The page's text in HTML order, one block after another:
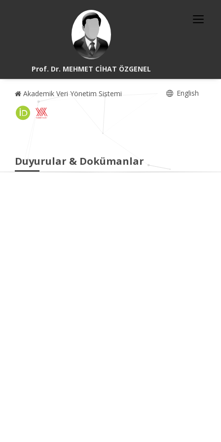
Prof. Dr. MEHMET CİHAT ÖZGENEL
Akademik Veri Yönetim Sistemi English
Duyurular & Dokümanlar